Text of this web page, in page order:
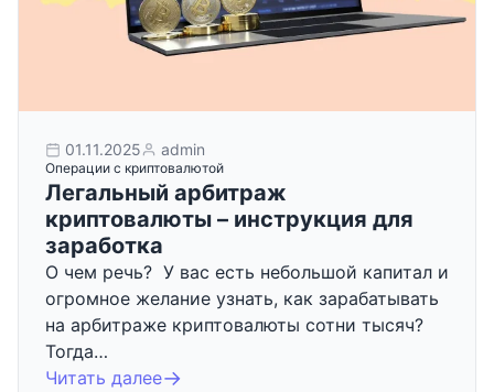
01.11.2025 admin
Операции с криптовалютой
Легальный арбитраж
криптовалюты – инструкция для
заработка
О чем речь? У вас есть небольшой капитал и
огромное желание узнать, как зарабатывать
на арбитраже криптовалюты сотни тысяч?
Тогда…
Читать далее